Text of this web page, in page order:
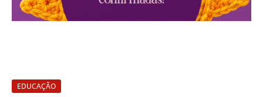
EDUCAÇÃO